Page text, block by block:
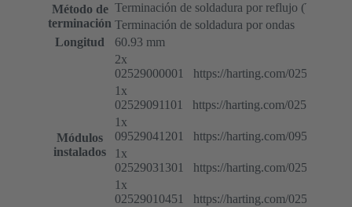
Método de
terminación
Terminación de soldadura por reflujo (THR)
Terminación de soldadura por ondas
Longitud
60.93 mm
Módulos
instalados
2x
02529000001 https://harting.com/
1x
02529091101 https://harting.com/
1x
09529041201 https://harting.com/
1x
02529031301 https://harting.com/
1x
02529010451 https://harting.com/